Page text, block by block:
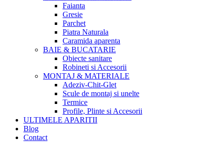
Faianta
Gresie
Parchet
Piatra Naturala
Caramida aparenta
BAIE & BUCATARIE
Obiecte sanitare
Robineti si Accesorii
MONTAJ & MATERIALE
Adeziv-Chit-Glet
Scule de montaj si unelte
Termice
Profile, Plinte si Accesorii
ULTIMELE APARITII
Blog
Contact